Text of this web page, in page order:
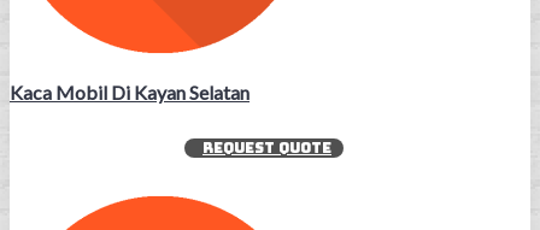
Kaca Mobil Di Kayan Selatan
REQUEST QUOTE